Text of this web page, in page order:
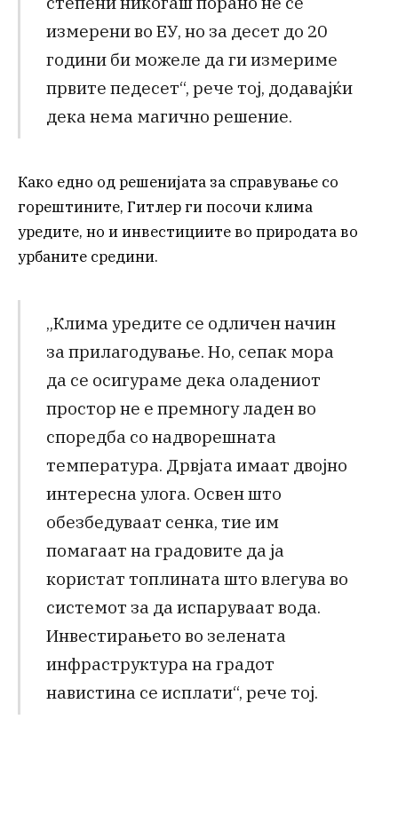
измерени во ЕУ, но за десет до 20
години би можеле да ги измериме
првите педесет“, рече тој, додавајќи
дека нема магично решение.
Како едно од решенијата за справување со
горештините, Гитлер ги посочи клима
уредите, но и инвестициите во природата во
урбаните средини.
„Клима уредите се одличен начин
за прилагодување. Но, сепак мора
да се осигураме дека оладениот
простор не е премногу ладен во
споредба со надворешната
температура. Дрвјата имаат двојно
интересна улога. Освен што
обезбедуваат сенка, тие им
помагаат на градовите да ја
користат топлината што влегува во
системот за да испаруваат вода.
Инвестирањето во зелената
инфраструктура на градот
навистина се исплати“, рече тој.